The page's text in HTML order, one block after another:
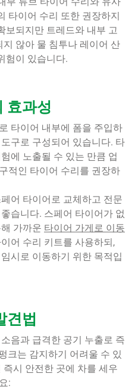
타이어 수리 또한 권장하지
보되지만 트레드와 내부 고
않아 물 침투나 레이어 산
험이 있습니다.
효과성
타이어 내부에 폼을 주입하
구로 구성되어 있습니다. 타
에 노출될 수 있는 만큼 업
적인 타이어 수리를 권장하
어 타이어로 교체하고 전문
습니다. 스페어 타이어가 없
가까운 타이어 가게로 이동
어 수리 키트를 사용하되,
시로 이동하기 위한 목적입
견법
음과 급격한 공기 누출로 즉
크는 감지하기 어려울 수 있
시 안전한 곳에 차를 세우
: